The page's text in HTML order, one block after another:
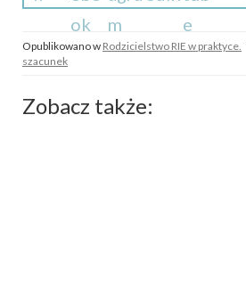
Opublikowano w Rodzicielstwo RIE w praktyce.
szacunek
Zobacz także: